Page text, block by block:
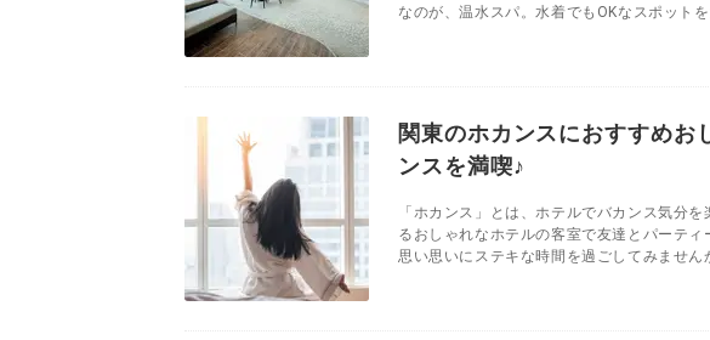
なのが、温水スパ。水着でもOKなスポット
関東のホカンスにおすすめお
ンスを満喫♪
「ホカンス」とは、ホテルでバカンス気分
るおしゃれなホテルの客室で友達とパーテ
思い思いにステキな時間を過ごしてみません